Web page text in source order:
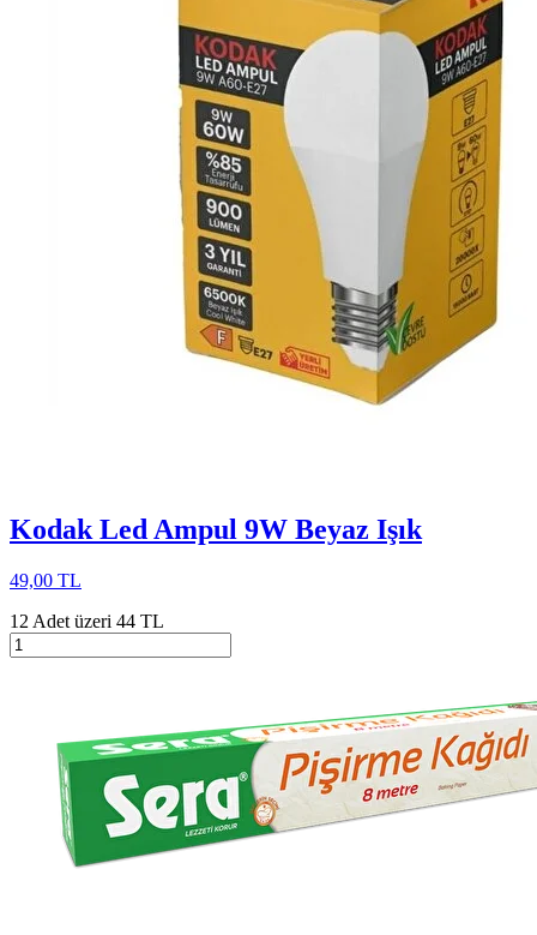
Kodak Led Ampul 9W Beyaz Işık
49,00 TL
12 Adet üzeri 44 TL